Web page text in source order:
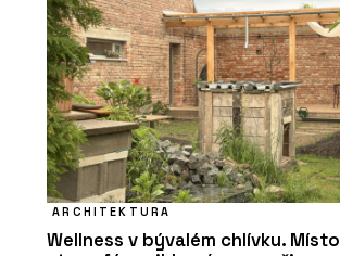
ARCHITEKTURA
Wellness v bývalém chlívku.